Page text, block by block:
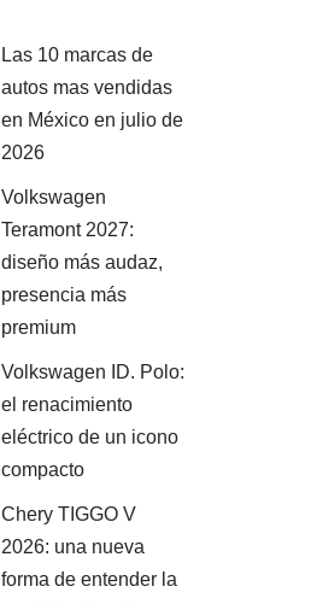
Las 10 marcas de
autos mas vendidas
en México en julio de
2026
Volkswagen
Teramont 2027:
diseño más audaz,
presencia más
premium
Volkswagen ID. Polo:
el renacimiento
eléctrico de un icono
compacto
Chery TIGGO V
2026: una nueva
forma de entender la